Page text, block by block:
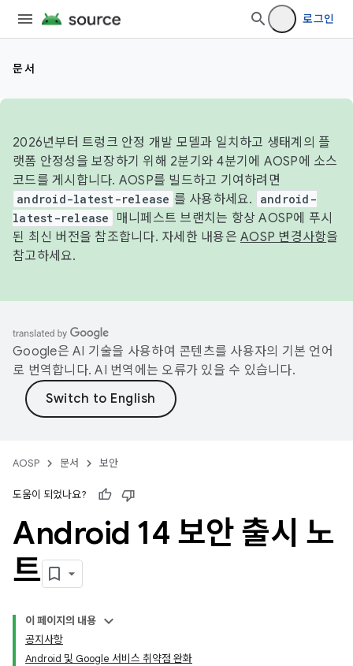
로그인
문서
2026년부터 트렁크 안정 개발 모델과 일치하고 생태계의 플
랫폼 안정성을 보장하기 위해 2분기와 4분기에 AOSP에 소스
코드를 게시합니다. AOSP를 빌드하고 기여하려면
android-latest-release 를 사용하세요.
android-
latest-release
매니페스트 브랜치는 항상 AOSP에 푸시
된 최신 버전을 참조합니다. 자세한 내용은 AOSP 변경사항을
참고하세요.
Google은 AI 기술을 사용하여 콘텐츠를 사용자의 기본 언어
로 번역합니다. AI 번역에는 오류가 있을 수 있습니다.
AOSP 문서 보안
도움이 되었나요?
Android 14 보안 출시 노
트
이 페이지의 내용
공지사항
Android 및 Google 서비스 취약점 완화